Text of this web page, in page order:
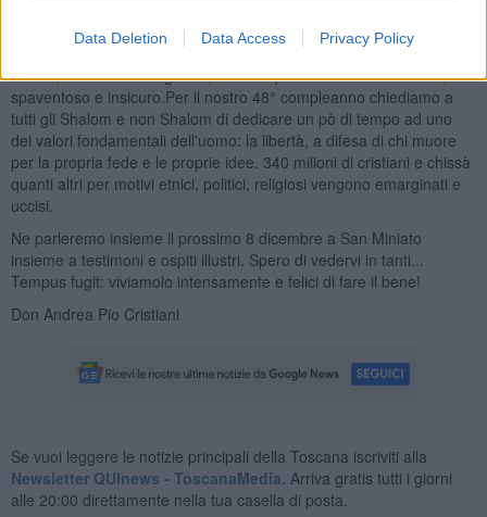
Data Deletion Data Access Privacy Policy
investito bene e ha dato frutti di vita a migliaia e migliaia di esseri
umani con i quali insieme a tanti abbiamo condiviso acqua, cibo,
scuola, sanità e valori grandi, senza i quali il mondo si fa brutto,
spaventoso e insicuro.Per il nostro 48° compleanno chiediamo a
tutti gli Shalom e non Shalom di dedicare un pò di tempo ad uno
dei valori fondamentali dell'uomo: la libertà, a difesa di chi muore
per la propria fede e le proprie idee. 340 milioni di cristiani e chissà
quanti altri per motivi etnici, politici, religiosi vengono emarginati e
uccisi.
Ne parleremo insieme il prossimo 8 dicembre a San Miniato
insieme a testimoni e ospiti illustri. Spero di vedervi in tanti...
Tempus fugit: viviamolo intensamente e felici di fare il bene!
Don Andrea Pio Cristiani
Se vuoi leggere le notizie principali della Toscana iscriviti alla
Newsletter QUInews - ToscanaMedia. Arriva gratis tutti i giorni
alle 20:00 direttamente nella tua casella di posta.